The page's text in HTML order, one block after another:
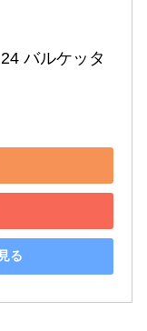
バルケッタ
る